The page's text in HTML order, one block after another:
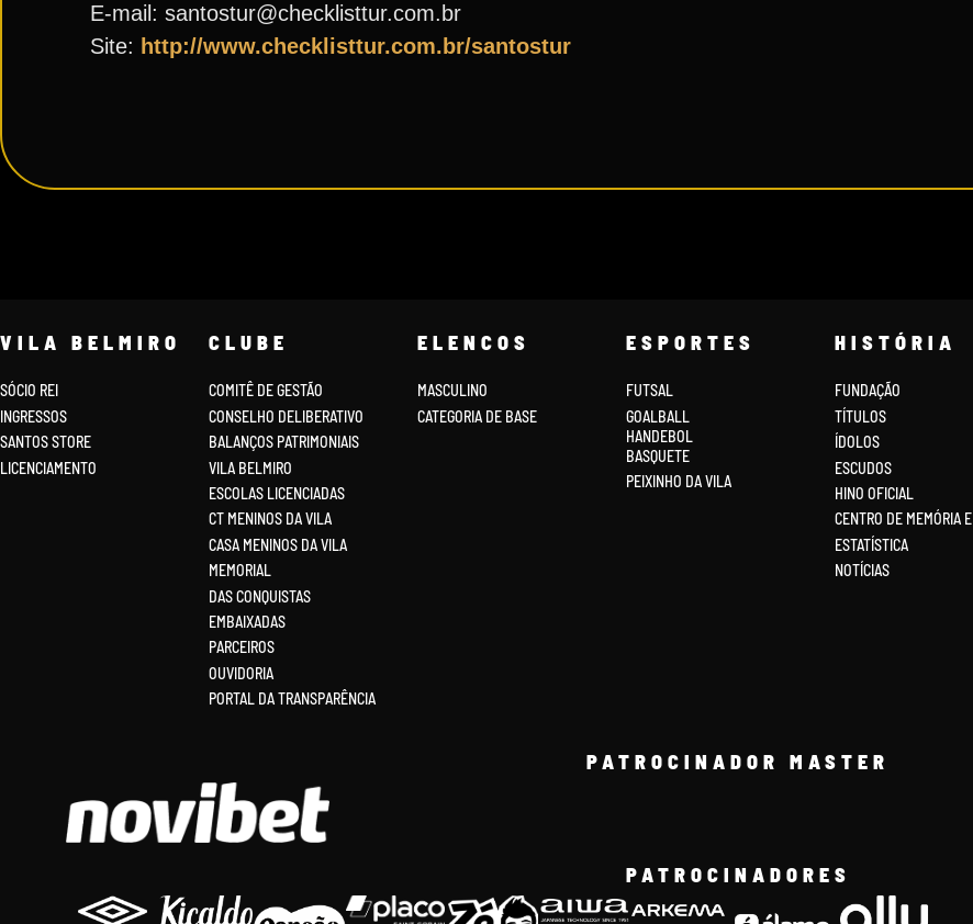
E-mail: santostur@checklisttur.com.br
Site: http://www.checklisttur.com.br/santostur
VILA BELMIRO
SÓCIO REI
INGRESSOS
SANTOS STORE
LICENCIAMENTO
CLUBE
COMITÊ DE GESTÃO
CONSELHO DELIBERATIVO
BALANÇOS PATRIMONIAIS
VILA BELMIRO
ESCOLAS LICENCIADAS
CT MENINOS DA VILA
CASA MENINOS DA VILA
MEMORIAL
DAS CONQUISTAS
EMBAIXADAS
PARCEIROS
OUVIDORIA
PORTAL DA TRANSPARÊNCIA
ELENCOS
MASCULINO
CATEGORIA DE BASE
ESPORTES
FUTSAL
GOALBALL
HANDEBOL
BASQUETE
PEIXINHO DA VILA
HISTÓRIA
FUNDAÇÃO
TÍTULOS
ÍDOLOS
ESCUDOS
HINO OFICIAL
CENTRO DE MEMÓRIA E
ESTATÍSTICA
NOTÍCIAS
PATROCINADOR MASTER
PATROCINADORES